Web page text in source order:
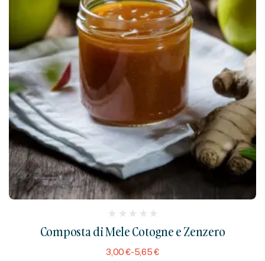
Composta di Mele Cotogne e Zenzero
reviews)
3,00€-5,65€